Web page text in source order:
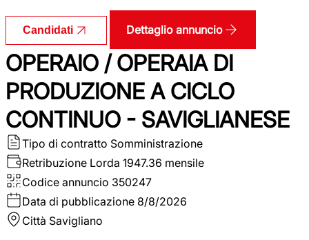
Candidati Dettaglio annuncio
OPERAIO / OPERAIA DI
PRODUZIONE A CICLO
CONTINUO - SAVIGLIANESE
Tipo di contratto Somministrazione
Retribuzione Lorda 1947.36 mensile
Codice annuncio 350247
Data di pubblicazione 8/8/2026
Città Savigliano